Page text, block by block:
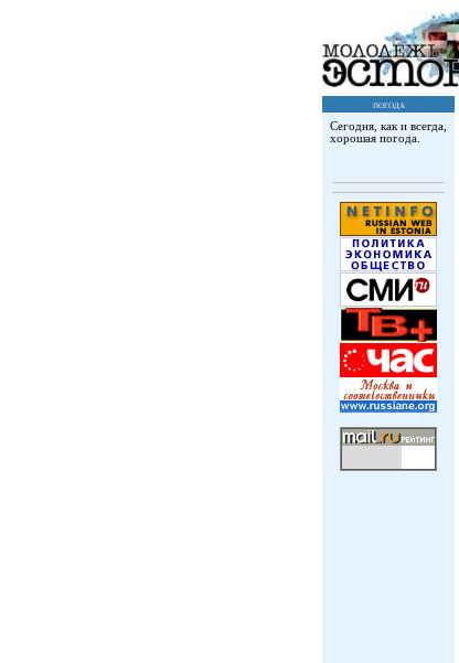
погода
Сегодня, как и всегда,
хорошая погода.